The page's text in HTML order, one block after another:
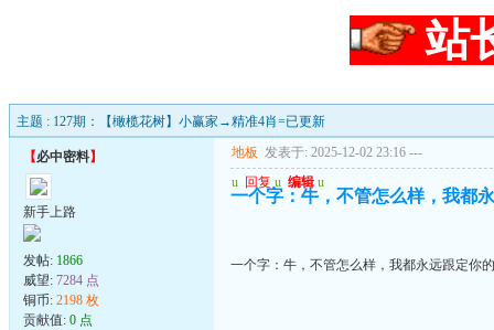
站
主题 : 127期：【橄榄花树】小赢家→精准4肖=已更新
【必中密料】
新手上路
发帖: 1866
威望: 7284 点
铜币: 2198 枚
贡献值: 0 点
地板 发表于: 2025-12-02 23:16 ---
u 回复 u 编辑 u
一个字：牛，不管怎么样，我都
一个字：牛，不管怎么样，我都永远跟定你的